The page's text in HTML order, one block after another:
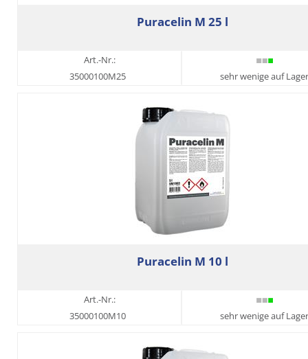
Puracelin M 25 l
Art.-Nr.:
35000100M25
sehr wenige auf Lager
Puracelin M 10 l
Art.-Nr.:
35000100M10
sehr wenige auf Lager